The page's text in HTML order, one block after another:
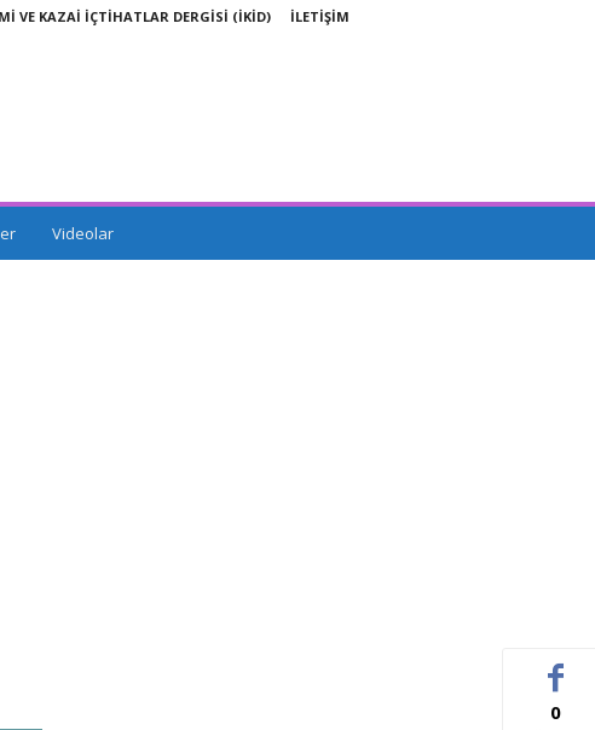
VE KAZAİ İÇTİHATLAR DERGİSİ (İKİD) İLETİŞİM
Videolar
0